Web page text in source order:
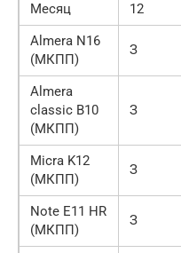
Месяц 12
Almera N16
(МКПП)
З
Almera
classic B10
(МКПП)
З
Micra K12
(МКПП)
З
Note E11 HR
(МКПП)
З